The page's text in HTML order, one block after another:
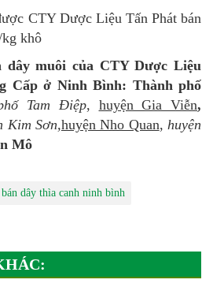
CTY Dược Liệu Tấn Phát bán
khô
dây muôi của CTY Dược Liệu
Cấp ở Ninh Bình: Thành phố
Tam Điệp, huyện Gia Viễn,
Kim Sơn,huyện Nho Quan, huyện
Mô
bán dây thìa canh ninh bình